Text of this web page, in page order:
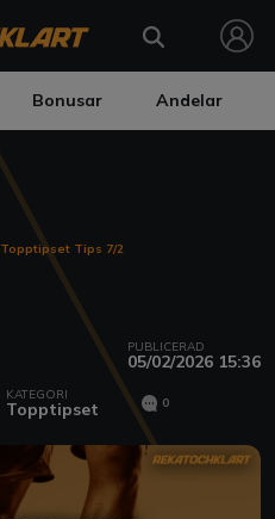
Bonusar Andelar
Topptipset Tips 7/2
PUBLICERAD
05/02/2026 15:36
KATEGORI
Topptipset 0